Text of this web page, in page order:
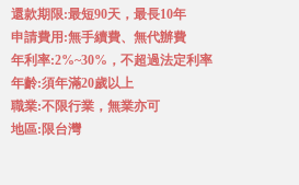
還款期限:最短90天，最長10年
申請費用:無手續費、無代辦費
年利率:2%~30%，不超過法定利率
年齡:須年滿20歲以上
職業:不限行業，無業亦可
地區:限台灣